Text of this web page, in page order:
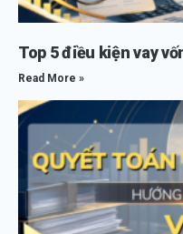
Top 5 điều kiện vay
Read More »